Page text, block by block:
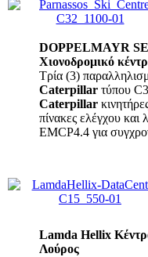
DOPPELMAYR
Χιονοδρομικό
Τρία (3)
Caterpillar τύπου C
Caterpillar
πίνακες ελέγχου και
EMCP4.4 για
Lamda Hellix
Λούρος